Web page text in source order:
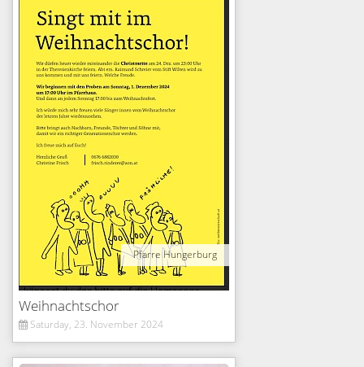
Pfarre Hungerburg
Weihnachtschor
Saturday, 23. November 2024